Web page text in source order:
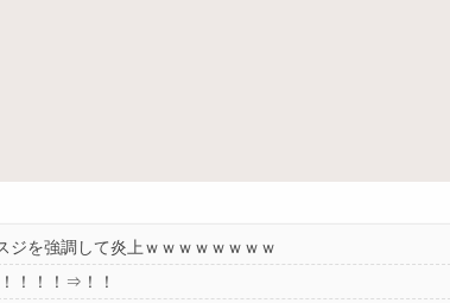
ジを強調して炎上ｗｗｗｗｗｗｗｗ
！！！⇒！！